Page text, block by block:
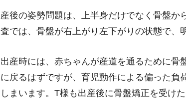
産後の姿勢問題は、上半身だけでなく骨盤か
査では、骨盤が右上がり左下がりの状態で、
出産時には、赤ちゃんが産道を通るために骨
に戻るはずですが、育児動作による偏った負
しまいます。T様も出産後に骨盤矯正を受け